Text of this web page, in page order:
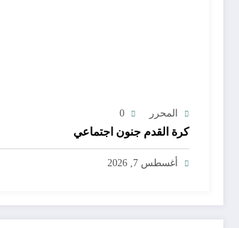
المحرر 0
كرة القدم جنون اجتماعي
أغسطس 7, 2026